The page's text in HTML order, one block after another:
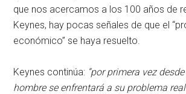
que nos acercamos a los 100 años de
Keynes, hay pocas señales de que el
económico” se haya resuelto.
Keynes continúa: “por primera vez
hombre se enfrentará a su problema